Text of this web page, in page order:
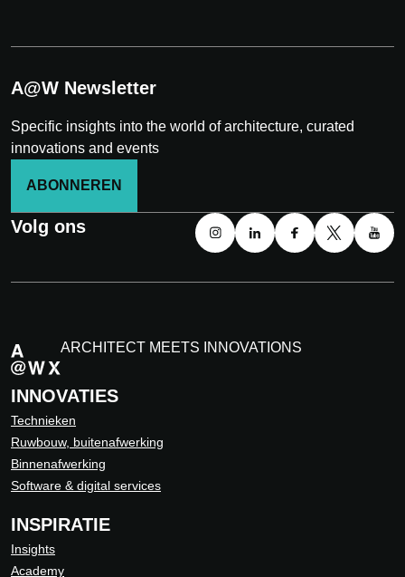
A@W Newsletter
Specific insights into the world of architecture, curated
innovations and events
ABONNEREN
Volg ons
ARCHITECT MEETS INNOVATIONS
INNOVATIES
Technieken
Ruwbouw, buitenafwerking
Binnenafwerking
Software & digital services
INSPIRATIE
Insights
Academy